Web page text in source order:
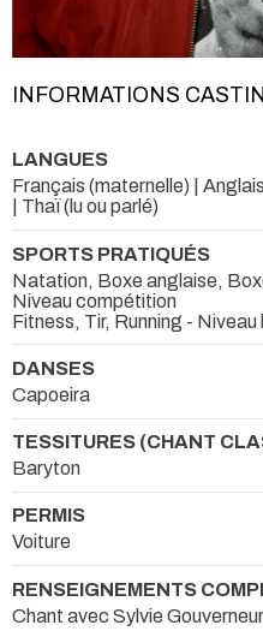
INFORMATIONS
LANGUES
Français (maternelle) |
| Thaï (lu ou parlé)
SPORTS PRATIQUÉS
Natation, Boxe anglaise,
Niveau compétition
Fitness, Tir, Running - Niveau
DANSES
Capoeira
TESSITURES (CHANT
Baryton
PERMIS
Voiture
RENSEIGNEMENTS
Chant avec Sylvie Gouverneur